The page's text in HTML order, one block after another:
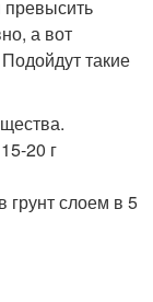
превысить
а вот
такие
20 г
слоем в 5